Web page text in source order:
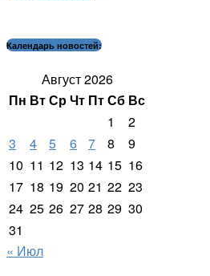
Календарь новостей:
Август 2026
Пн ВтСрЧт ПтСб Вс
1
2
3
4 5 6 7 8
9
10 11 12 13 14 15 16
17 18 19 20 21 22 23
24 25 26 27 28 29 30
31
« Июл